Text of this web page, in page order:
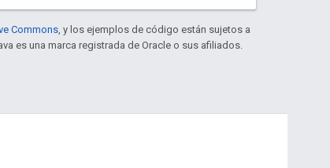
Commons , y los ejemplos de código están sujetos a
es una marca registrada de Oracle o sus afiliados.